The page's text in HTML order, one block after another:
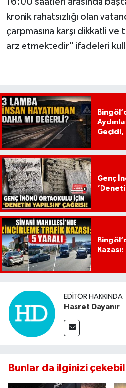
kronik rahatsızlığı olan
çarpmasına karşı dikkatli ve
arz etmektedir" ifadeleri
Geçidi,
Genç
Kazası:
EDITÖR HAKKINDA
Hasret Dayanır
Bunlar da ilginizi